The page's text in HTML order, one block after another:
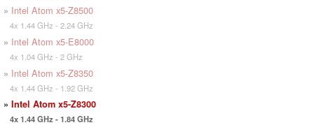
» Intel Atom x5-Z8500
4x 1.44 GHz - 2.24 GHz
» Intel Atom x5-E8000
4x 1.04 GHz - 2 GHz
» Intel Atom x5-Z8350
4x 1.44 GHz - 1.92 GHz
» Intel Atom x5-Z8300
4x 1.44 GHz - 1.84 GHz